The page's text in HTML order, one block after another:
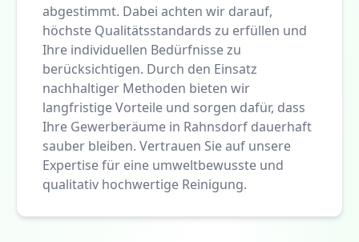
abgestimmt. Dabei achten wir darauf,
höchste Qualitätsstandards zu erfüllen und
Ihre individuellen Bedürfnisse zu
berücksichtigen. Durch den Einsatz
nachhaltiger Methoden bieten wir
langfristige Vorteile und sorgen dafür, dass
Ihre Gewerberäume in Rahnsdorf dauerhaft
sauber bleiben. Vertrauen Sie auf unsere
Expertise für eine umweltbewusste und
qualitativ hochwertige Reinigung.